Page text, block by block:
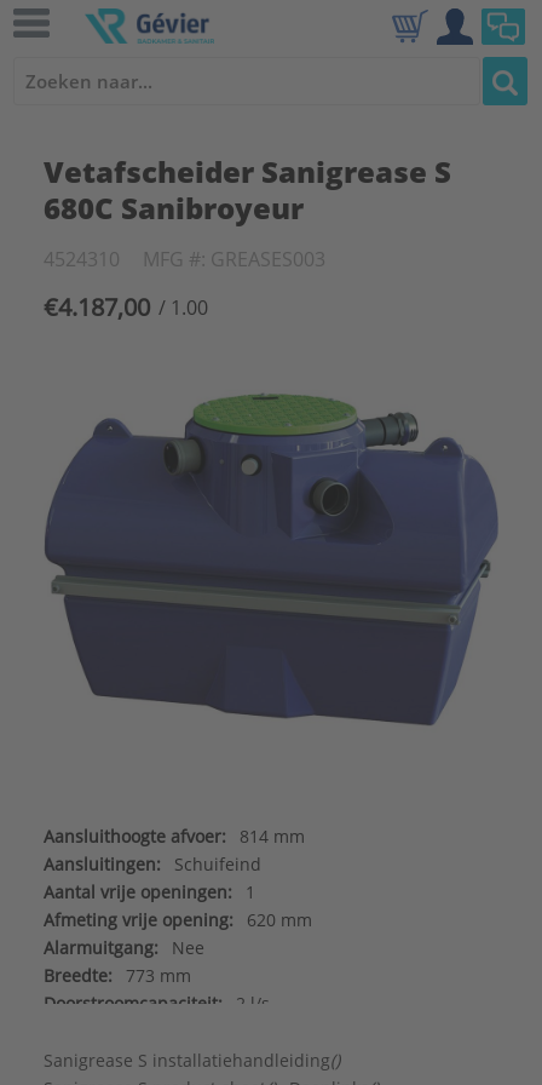
Vetafscheider Sanigrease S
680C Sanibroyeur
4524310 MFG #: GREASES003
€4.187,00 / 1.00
Aansluithoogte afvoer:
814 mm
Aansluitingen:
Schuifeind
Aantal vrije openingen:
1
Afmeting vrije opening:
620 mm
Alarmuitgang:
Nee
Breedte:
773 mm
Doorstroomcapaciteit:
2 l/s
Geschikt voor olie (mineraal):
Nee
Sanigrease S installatiehandleiding()